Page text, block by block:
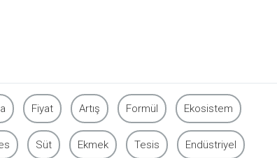
Fiyat Artış Formül Ekosistem
Süt Ekmek Tesis Endüstriyel